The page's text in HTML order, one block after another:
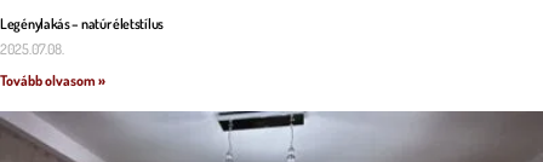
Legénylakás – natúr életstílus
2025.07.08.
Tovább olvasom »